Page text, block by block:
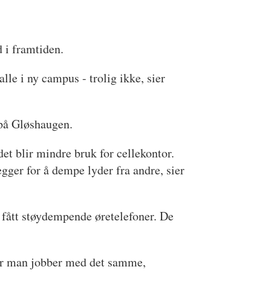
i framtiden.
i ny campus - trolig ikke, sier
Gløshaugen.
blir mindre bruk for cellekontor.
for å dempe lyder fra andre, sier
støydempende øretelefoner. De
jobber med det samme,